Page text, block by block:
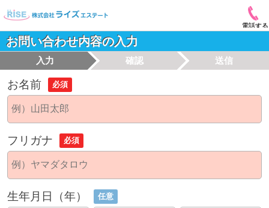
電話する
お問い合わせ内容の入力
入力 確認 送信
お名前 必須
フリガナ 必須
生年月日（年） 任意